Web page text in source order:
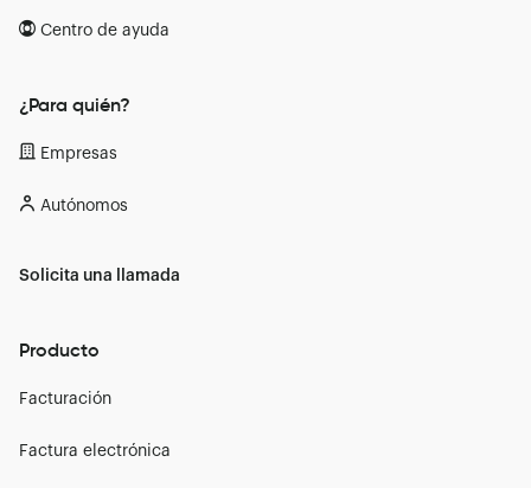
Centro de ayuda
¿Para quién?
Empresas
Autónomos
Solicita una llamada
Producto
Facturación
Factura electrónica